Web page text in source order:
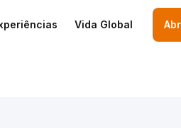
Vida Global